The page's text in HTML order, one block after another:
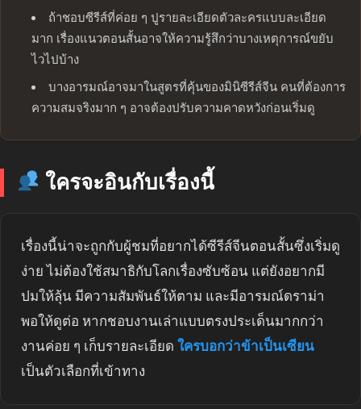
ถ้าชอบซีรีส์ที่ค่อย ๆ ปูรายละเอียดตัวละครแบบละเอียด
มาก เรื่องแนวตอนสั้นอาจให้ความรู้สึกว่าบางเหตุการณ์ขยับ
ไวไปบ้าง
บางอารมณ์อาจมาในสูตรที่คุ้นของมินิซีรีส์จีน คนที่ต้องการ
ความสมจริงมาก ๆ อาจต้องปรับความคาดหวังก่อนเริ่มดู
ใครจะอินกับเรื่องนี้
เรื่องนี้น่าจะถูกกับผู้ชมที่อยากได้ซีรีส์จีนตอนสั้นซึ่งเริ่มดู
ง่าย ไม่ต้องใช้สมาธิกับโลกเรื่องซับซ้อน แต่ยังอยากมี
ปมให้ลุ้น มีความสัมพันธ์ให้ตาม และมีอารมณ์ดราม่า
พอให้ดูต่อ หากชอบงานเล่าแบบตรงประเด็นมากกว่า
งานค่อย ๆ เก็บรายละเอียด ใครบอกว่าข้าเป็นเซียน
เป็นตัวเลือกที่เข้าทาง